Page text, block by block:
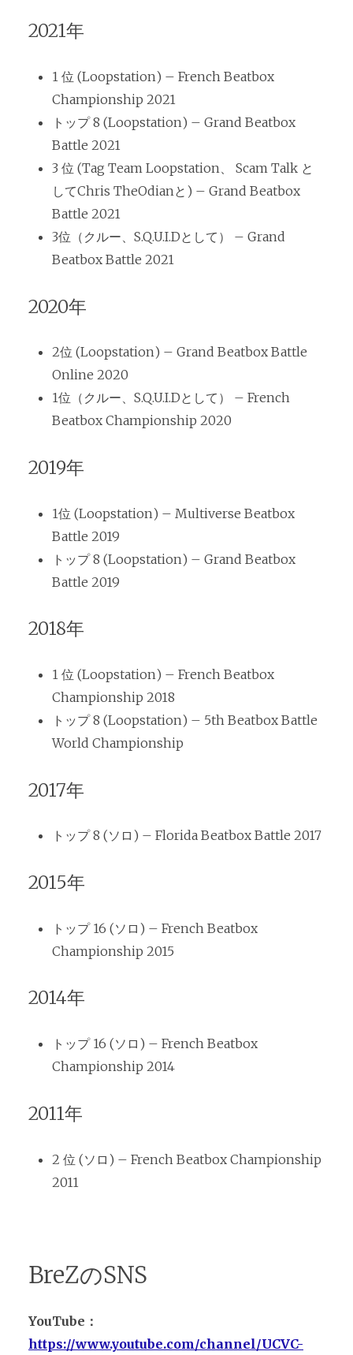
2021年
1 位 (Loopstation) – French Beatbox
Championship 2021
トップ 8 (Loopstation) – Grand Beatbox
Battle 2021
3 位 (Tag Team Loopstation、 Scam Talk と
してChris TheOdianと) – Grand Beatbox
Battle 2021
3位（クルー、S.Q.U.I.Dとして） – Grand
Beatbox Battle 2021
2020年
2位 (Loopstation) – Grand Beatbox Battle
Online 2020
1位（クルー、S.Q.U.I.Dとして） – French
Beatbox Championship 2020
2019年
1位 (Loopstation) – Multiverse Beatbox
Battle 2019
トップ 8 (Loopstation) – Grand Beatbox
Battle 2019
2018年
1 位 (Loopstation) – French Beatbox
Championship 2018
トップ 8 (Loopstation) – 5th Beatbox Battle
World Championship
2017年
トップ 8 (ソロ) – Florida Beatbox Battle 2017
2015年
トップ 16 (ソロ) – French Beatbox
Championship 2015
2014年
トップ 16 (ソロ) – French Beatbox
Championship 2014
2011年
2 位 (ソロ) – French Beatbox Championship
2011
BreZのSNS
YouTube：
https://www.youtube.com/channel/UCVC-